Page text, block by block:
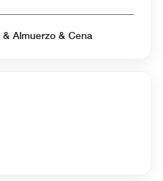
Abierto para Desayuno & Almuerzo & Cena